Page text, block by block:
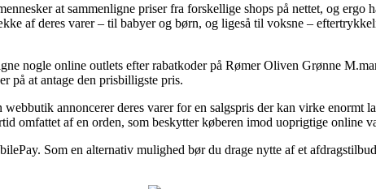
at sammenligne priser fra forskellige shops på nettet, og ergo
af deres varer – til babyer og børn, og ligeså til voksne –
nogle online outlets efter rabatkoder på Rømer Oliven Grønne
på at antage den prisbilligste pris.
annoncerer deres varer for en salgspris der kan virke enormt
omfattet af en orden, som beskytter køberen imod uoprigtige online
Som en alternativ mulighed bør du drage nytte af et